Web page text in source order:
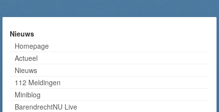
Nieuws
Homepage
Actueel
Nieuws
112 Meldingen
Miniblog
BarendrechtNU Live